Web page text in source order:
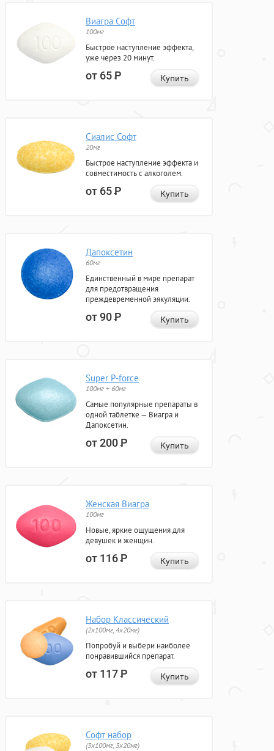
Виагра Софт
100мг
Быстрое наступление эффекта,
уже через 20 минут.
от 65Р Купить
Сиалис Софт
20мг
Быстрое наступление эффекта и
совместимость с алкоголем.
от 65Р Купить
Дапоксетин
60мг
Единственный в мире препарат
для предотвращения
преждевременной эякуляции.
от 90Р Купить
Super P-force
100мг + 60мг
Самые популярные препараты в
одной таблетке — Виагра и
Дапоксетин.
от 200Р Купить
Женская Виагра
100мг
Новые, яркие ощущения для
девушек и женщин.
от 116Р Купить
Набор Классический
(2x100мг, 4x20мг)
Попробуй и выбери наиболее
понравившийся препарат.
от 117Р Купить
Софт набор
(3x100мг, 3x20мг)